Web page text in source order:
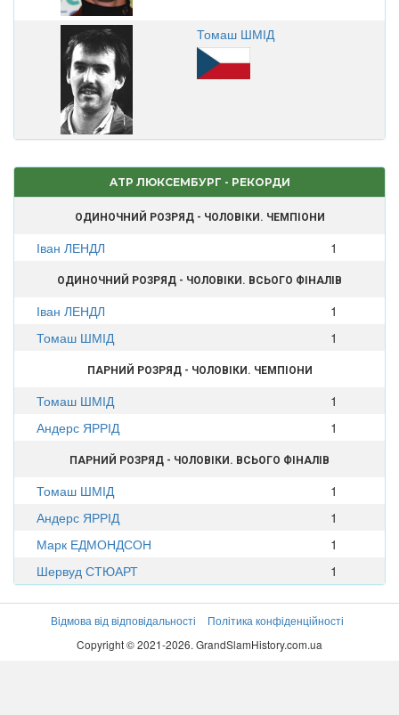
Томаш ШМІД
ATP ЛЮКСЕМБУРГ - РЕКОРДИ
ОДИНОЧНИЙ РОЗРЯД - ЧОЛОВІКИ. ЧЕМПІОНИ
Іван ЛЕНДЛ 1
ОДИНОЧНИЙ РОЗРЯД - ЧОЛОВІКИ. ВСЬОГО ФІНАЛІВ
Іван ЛЕНДЛ
1
Томаш ШМІД
1
ПАРНИЙ РОЗРЯД - ЧОЛОВІКИ. ЧЕМПІОНИ
Томаш ШМІД
1
Андерс ЯРРІД
1
ПАРНИЙ РОЗРЯД - ЧОЛОВІКИ. ВСЬОГО ФІНАЛІВ
Томаш ШМІД
1
Андерс ЯРРІД
1
Марк ЕДМОНДСОН
1
Шервуд СТЮАРТ
1
Відмова від відповідальності
Політика конфіденційності
Copyright © 2021-2026. GrandSlamHistory.com.ua